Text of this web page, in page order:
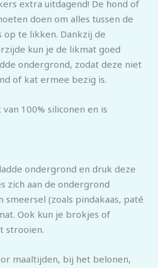
extra uitdagend! De hond of
doen om alles tussen de
op te likken. Dankzij de
kun je de likmat goed
ondergrond, zodat deze niet
of kat ermee bezig is.
100% siliconen en is
ondergrond en druk deze
zich aan de ondergrond
smeersel (zoals pindakaas, paté
Ook kun je brokjes of
strooien.
maaltijden, bij het belonen,